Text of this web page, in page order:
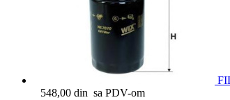
548,00 din sa PDV-om